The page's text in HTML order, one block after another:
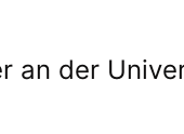
an der